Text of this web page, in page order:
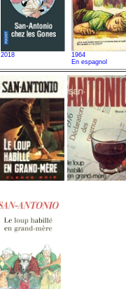
2018
1964
En espagnol